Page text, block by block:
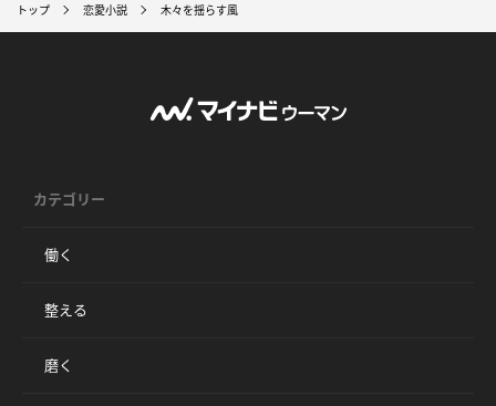
トップ 恋愛小説 木々を揺らす風
カテゴリー
働く
整える
磨く